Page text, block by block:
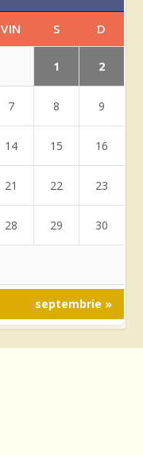
VIN S D
1 2
7 8 9
14 15 16
21 22 23
28 29 30
septembrie »